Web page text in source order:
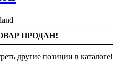
ПРОДАН!
другие позиции в каталоге!